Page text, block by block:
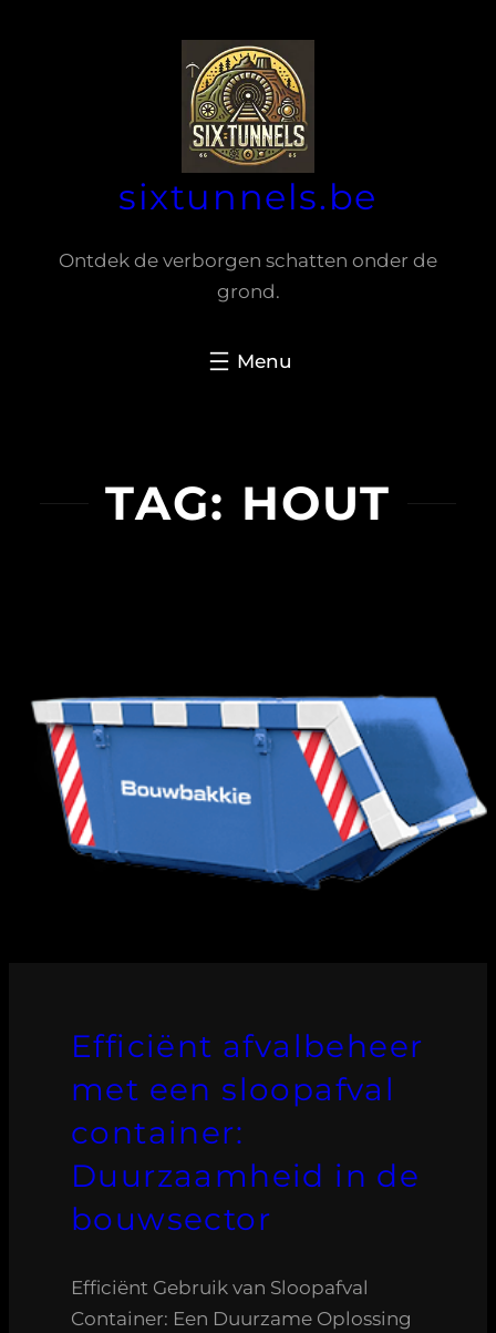
sixtunnels.be
Ontdek de verborgen schatten onder de
grond.
TAG: HOUT
Efficiënt afvalbeheer
met een sloopafval
container:
Duurzaamheid in de
bouwsector
Efficiënt Gebruik van Sloopafval
Container: Een Duurzame Oplossing